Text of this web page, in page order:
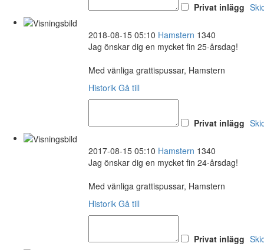
Privat inlägg
2018-08-15 05:10 Hamstern 1340
Jag önskar dig en mycket fin 25-årsdag!
Med vänliga grattispussar, Hamstern
Historik Gå till
Privat inlägg
2017-08-15 05:10 Hamstern 1340
Jag önskar dig en mycket fin 24-årsdag!
Med vänliga grattispussar, Hamstern
Historik Gå till
Privat inlägg